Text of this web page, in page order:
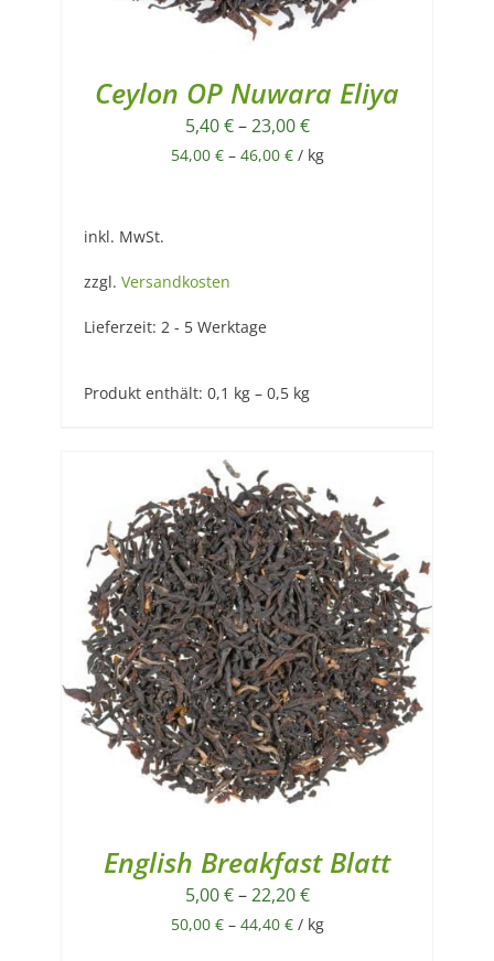
Ceylon OP Nuwara Eliya
5,40€–23,00€
54,00 €– 46,00 €/ kg
inkl. MwSt.
zzgl. Versandkosten
Lieferzeit: 2 - 5 Werktage
Produkt enthält: 0,1 kg – 0,5 kg
English Breakfast Blatt
5,00€–22,20€
50,00 €– 44,40 €/ kg